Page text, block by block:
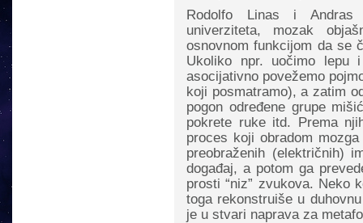
Rodolfo Linas i Andras
univerziteta, mozak
osnovnom funkcijom da se
Ukoliko npr. uočimo lepu
asocijativno povežemo
koji posmatramo), a zatim
pogon određene grupe
pokrete ruke itd. Prema
proces koji obradom
preobraženih (električnih)
događaj, a potom ga
prosti “niz” zvukova. Neko
toga rekonstruiše u
je u stvari naprava za